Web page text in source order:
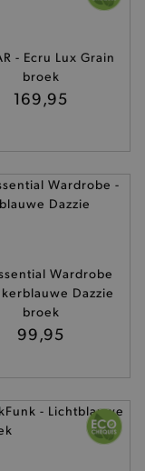
- Ecru Lux Grain
broek
169,95
Wardrobe
Dazzie
broek
99,95